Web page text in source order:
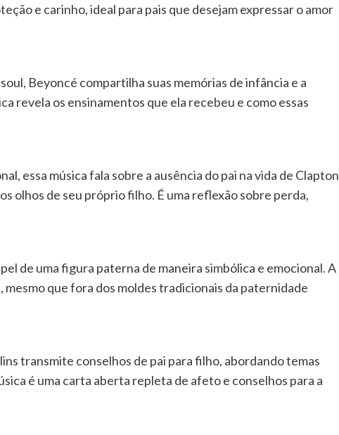
e carinho, ideal para pais que desejam expressar o amor
Beyoncé compartilha suas memórias de infância e a
revela os ensinamentos que ela recebeu e como essas
essa música fala sobre a ausência do pai na vida de Clapton
olhos de seu próprio filho. É uma reflexão sobre perda,
de uma figura paterna de maneira simbólica e emocional. A
mesmo que fora dos moldes tradicionais da paternidade
transmite conselhos de pai para filho, abordando temas
é uma carta aberta repleta de afeto e conselhos para a